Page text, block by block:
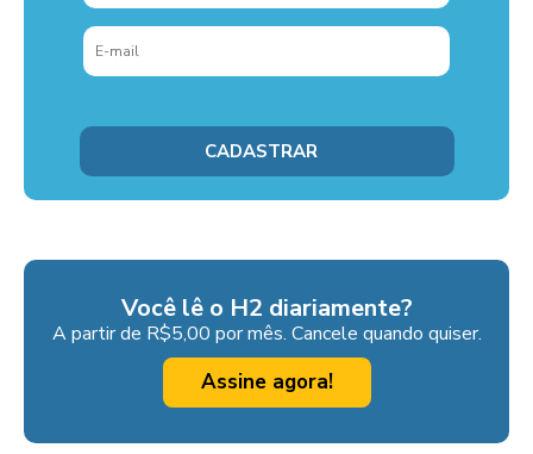
Você lê o H2 diariamente?
A partir de R$5,00 por mês. Cancele quando quiser.
Assine agora!